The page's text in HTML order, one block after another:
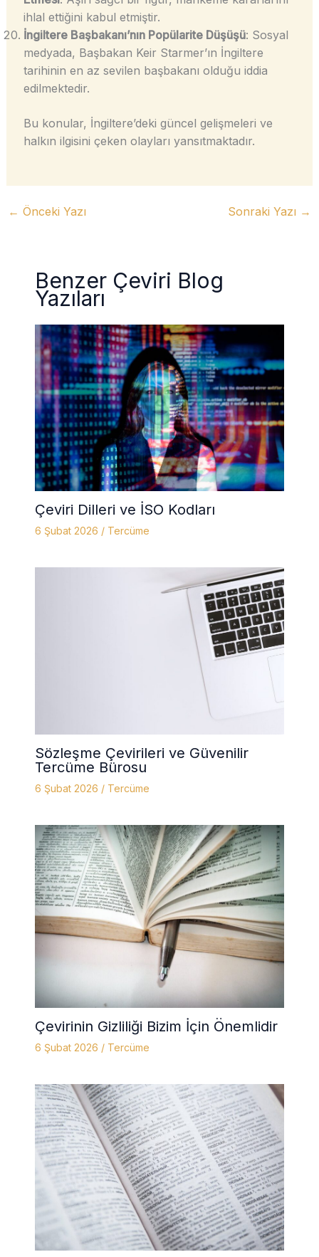
ihlal ettiğini kabul etmiştir.
İngiltere Başbakanı’nın Popülarite Düşüşü: Sosyal
medyada, Başbakan Keir Starmer’ın İngiltere
tarihinin en az sevilen başbakanı olduğu iddia
edilmektedir.
Bu konular, İngiltere’deki güncel gelişmeleri ve
halkın ilgisini çeken olayları yansıtmaktadır.
← Önceki Yazı Sonraki Yazı →
Benzer Çeviri Blog
Yazıları
Çeviri Dilleri ve İSO Kodları
6 Şubat 2026 / Tercüme
Sözleşme Çevirileri ve Güvenilir
Tercüme Bürosu
6 Şubat 2026 / Tercüme
Çevirinin Gizliliği Bizim İçin Önemlidir
6 Şubat 2026 / Tercüme